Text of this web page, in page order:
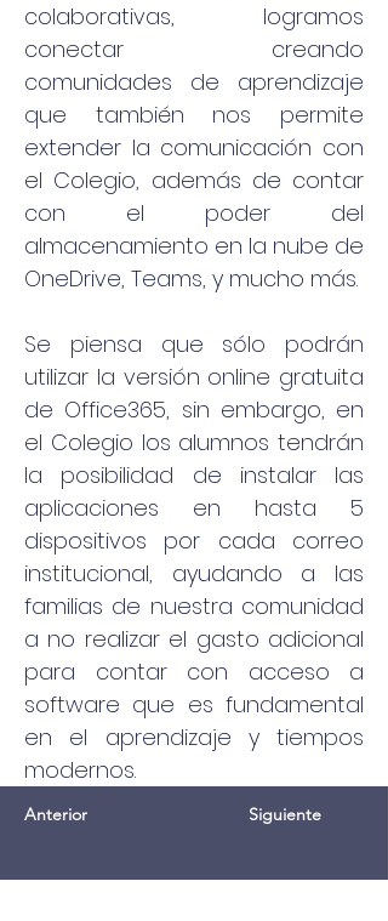
colaborativas, logramos
conectar creando
comunidades de aprendizaje
que también nos permite
extender la comunicación con
el Colegio, además de contar
con el poder del
almacenamiento en la nube de
OneDrive, Teams, y mucho más.
Se piensa que sólo podrán
utilizar la versión online gratuita
de Office365, sin embargo, en
el Colegio los alumnos tendrán
la posibilidad de instalar las
aplicaciones en hasta 5
dispositivos por cada correo
institucional, ayudando a las
familias de nuestra comunidad
a no realizar el gasto adicional
para contar con acceso a
software que es fundamental
en el aprendizaje y tiempos
modernos.
Anterior Siguiente